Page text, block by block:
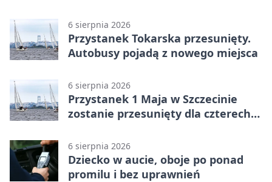
6 sierpnia 2026
Przystanek Tokarska przesunięty.
Autobusy pojadą z nowego miejsca
6 sierpnia 2026
Przystanek 1 Maja w Szczecinie
zostanie przesunięty dla czterech
6 sierpnia 2026
Dziecko w aucie, oboje po ponad
promilu i bez uprawnień